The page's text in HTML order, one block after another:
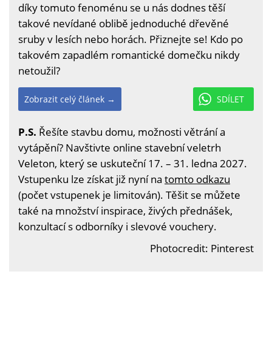
díky tomuto fenoménu se u nás dodnes těší
takové nevídané oblibě jednoduché dřevěné
sruby v lesích nebo horách. Přiznejte se! Kdo po
takovém zapadlém romantické domečku nikdy
netoužil?
SDÍLET
Zobrazit celý článek →
P.S. Řešíte stavbu domu, možnosti větrání a
vytápění? Navštivte online stavební veletrh
Veleton, který se uskuteční 17. – 31. ledna 2027.
Vstupenku lze získat již nyní na tomto odkazu
(počet vstupenek je limitován). Těšit se můžete
také na množství inspirace, živých přednášek,
konzultací s odborníky i slevové vouchery.
Photocredit: Pinterest